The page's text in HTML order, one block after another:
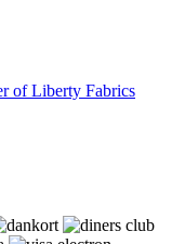
of Liberty Fabrics